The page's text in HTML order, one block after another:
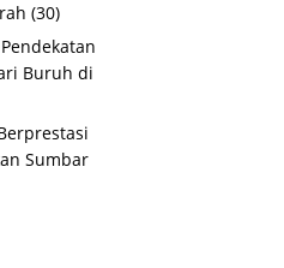
(30)
Buruh di
Sumbar